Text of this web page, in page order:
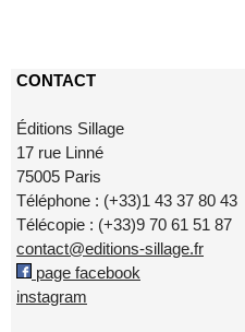
CONTACT
Éditions Sillage
17 rue Linné
75005 Paris
Téléphone : (+33)1 43 37 80 43
Télécopie : (+33)9 70 61 51 87
contact@editions-sillage.fr
page facebook
instagram